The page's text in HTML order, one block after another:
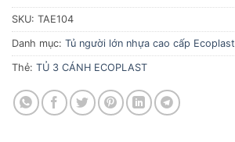
SKU: TAE104
Danh mục: Tủ người lớn nhựa cao cấp Ecoplast
Thẻ: TỦ 3 CÁNH ECOPLAST